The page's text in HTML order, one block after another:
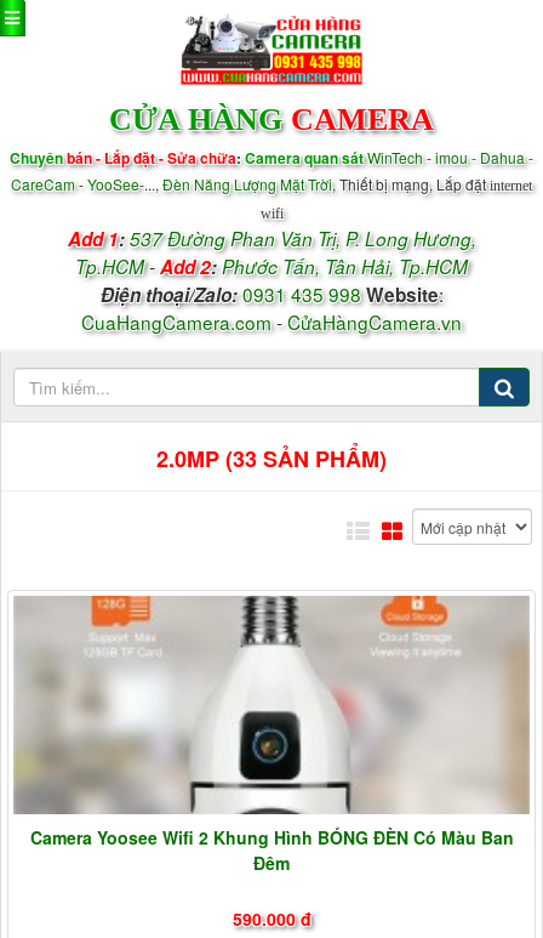
CỬA HÀNG CAMERA
Chuyênbán - Lắp đặt - Sửa chữa:Camera quan sátWinTech-imou - Dahua-
CareCam-YooSee-..., Đèn Năng Lượng Mặt Trời, Thiết bị mạng, Lắp đặtinternet
wifi
Add 1: 537 Đường Phan Văn Trị, P. Long Hương,
Tp.HCM-Add 2:Phước Tấn, Tân Hải, Tp.HCM
Điện thoại/Zalo: 0931 435 998 Website:
CuaHangCamera.com-CửaHàngCamera.vn
2.0MP (33 SẢN PHẨM)
Camera Yoosee Wifi 2 Khung Hình BÓNG ĐÈN Có Màu Ban
Đêm
590.000 đ